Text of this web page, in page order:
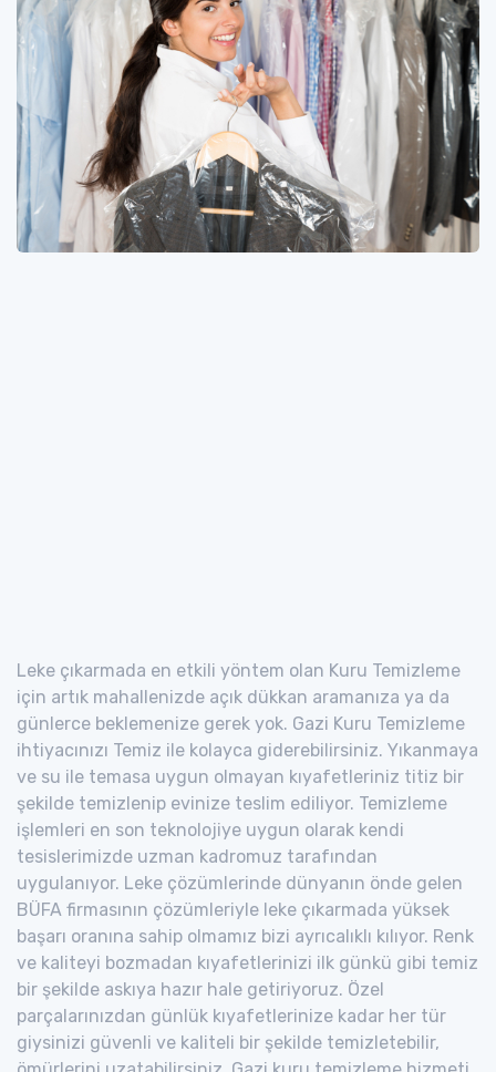
Leke çıkarmada en etkili yöntem olan Kuru Temizleme
için artık mahallenizde açık dükkan aramanıza ya da
günlerce beklemenize gerek yok. Gazi Kuru Temizleme
ihtiyacınızı Temiz ile kolayca giderebilirsiniz. Yıkanmaya
ve su ile temasa uygun olmayan kıyafetleriniz titiz bir
şekilde temizlenip evinize teslim ediliyor. Temizleme
işlemleri en son teknolojiye uygun olarak kendi
tesislerimizde uzman kadromuz tarafından
uygulanıyor. Leke çözümlerinde dünyanın önde gelen
BÜFA firmasının çözümleriyle leke çıkarmada yüksek
başarı oranına sahip olmamız bizi ayrıcalıklı kılıyor. Renk
ve kaliteyi bozmadan kıyafetlerinizi ilk günkü gibi temiz
bir şekilde askıya hazır hale getiriyoruz. Özel
parçalarınızdan günlük kıyafetlerinize kadar her tür
giysinizi güvenli ve kaliteli bir şekilde temizletebilir,